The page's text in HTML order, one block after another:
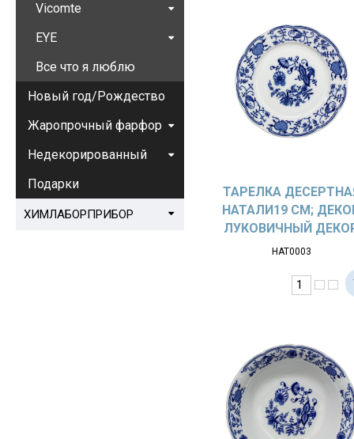
ТАРЕЛКА
НАТАЛИ19 СМ;
ЛУКОВИЧНЫЙ
НАТ0003
Vicomte
EYE
Все что я люблю
Новый год/Рождество
Жаропрочный фарфор
Недекорированный
Подарки
ХИМЛАБОРПРИБОР